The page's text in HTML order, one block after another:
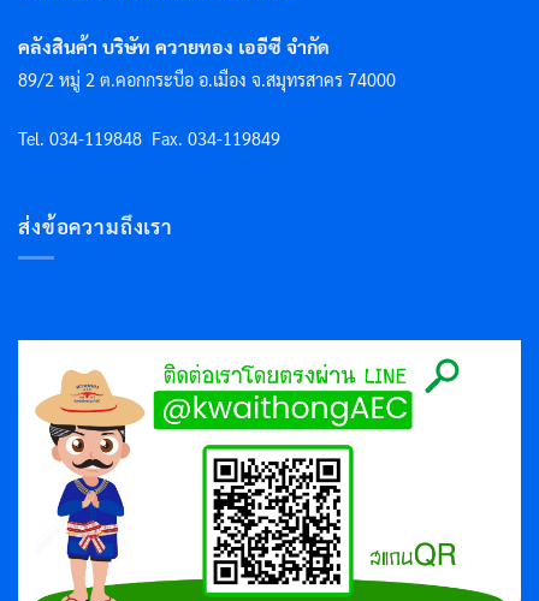
คลังสินค้า บริษัท ควายทอง เออีซี จำกัด
89/2 หมู่ 2 ต.คอกกระบือ อ.เมือง จ.สมุทรสาคร 74000
Tel. 034-119848 Fax. 034-119849
ส่งข้อความถึงเรา